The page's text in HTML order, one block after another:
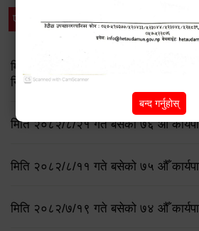
प्रेस नोट
मिति २०८३ जेष्ठ १७ गते बसेको ८३औं नगर
निर्णय
मिति २०८२/८/२१ गते बसेको ७६ औँ
मिति २०८२/८/११ गते बसेको ७५ औँ
मिति २०८२/७/१९ गते बसेको ७४ औँ
बन्द गर्नुहोस्